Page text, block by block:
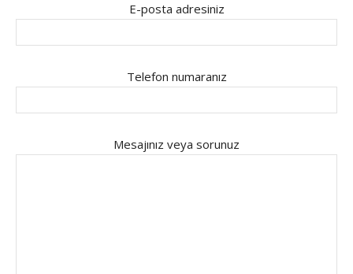
E-posta adresiniz
Telefon numaranız
Mesajınız veya sorunuz